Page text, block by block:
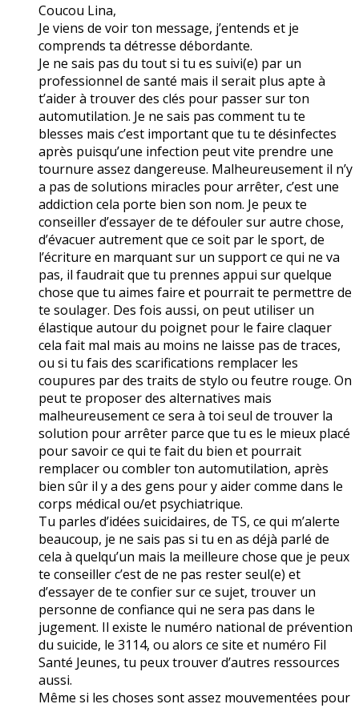
Coucou Lina,
Je viens de voir ton message, j’entends et je
comprends ta détresse débordante.
Je ne sais pas du tout si tu es suivi(e) par un
professionnel de santé mais il serait plus apte à
t’aider à trouver des clés pour passer sur ton
automutilation. Je ne sais pas comment tu te
blesses mais c’est important que tu te désinfectes
après puisqu’une infection peut vite prendre une
tournure assez dangereuse. Malheureusement il n’y
a pas de solutions miracles pour arrêter, c’est une
addiction cela porte bien son nom. Je peux te
conseiller d’essayer de te défouler sur autre chose,
d’évacuer autrement que ce soit par le sport, de
l’écriture en marquant sur un support ce qui ne va
pas, il faudrait que tu prennes appui sur quelque
chose que tu aimes faire et pourrait te permettre de
te soulager. Des fois aussi, on peut utiliser un
élastique autour du poignet pour le faire claquer
cela fait mal mais au moins ne laisse pas de traces,
ou si tu fais des scarifications remplacer les
coupures par des traits de stylo ou feutre rouge. On
peut te proposer des alternatives mais
malheureusement ce sera à toi seul de trouver la
solution pour arrêter parce que tu es le mieux placé
pour savoir ce qui te fait du bien et pourrait
remplacer ou combler ton automutilation, après
bien sûr il y a des gens pour y aider comme dans le
corps médical ou/et psychiatrique.
Tu parles d’idées suicidaires, de TS, ce qui m’alerte
beaucoup, je ne sais pas si tu en as déjà parlé de
cela à quelqu’un mais la meilleure chose que je peux
te conseiller c’est de ne pas rester seul(e) et
d’essayer de te confier sur ce sujet, trouver un
personne de confiance qui ne sera pas dans le
jugement. Il existe le numéro national de prévention
du suicide, le 3114, ou alors ce site et numéro Fil
Santé Jeunes, tu peux trouver d’autres ressources
aussi.
Même si les choses sont assez mouvementées pour